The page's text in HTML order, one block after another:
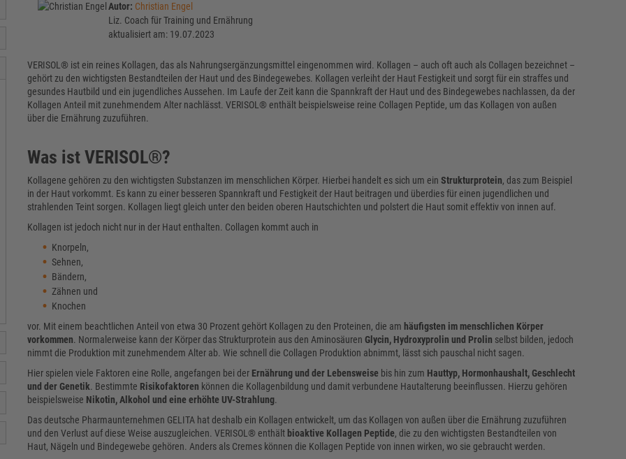
Autor: Christian Engel
Liz. Coach für Training und Ernährung
aktualisiert am: 19.07.2023
VERISOL® ist ein reines Kollagen, das als Nahrungsergänzungsmittel eingenommen wird. Kollagen – auch oft auch als Collagen bezeichnet –
gehört zu den wichtigsten Bestandteilen der Haut und des Bindegewebes. Kollagen verleiht der Haut Festigkeit und sorgt für ein straffes und
gesundes Hautbild und ein jugendliches Aussehen. Im Laufe der Zeit kann die Spannkraft der Haut und des Bindegewebes nachlassen, da der
Kollagen Anteil mit zunehmendem Alter nachlässt. VERISOL® enthält beispielsweise reine Collagen Peptide, um das Kollagen von außen
über die Ernährung zuzuführen.
Was ist VERISOL®?
Kollagene gehören zu den wichtigsten Substanzen im menschlichen Körper. Hierbei handelt es sich um ein Strukturprotein, das zum Beispiel
in der Haut vorkommt. Es kann zu einer besseren Spannkraft und Festigkeit der Haut beitragen und überdies für einen jugendlichen und
strahlenden Teint sorgen. Kollagen liegt gleich unter den beiden oberen Hautschichten und polstert die Haut somit effektiv von innen auf.
Kollagen ist jedoch nicht nur in der Haut enthalten. Collagen kommt auch in
Knorpeln,
Sehnen,
Bändern,
Zähnen und
Knochen
vor. Mit einem beachtlichen Anteil von etwa 30 Prozent gehört Kollagen zu den Proteinen, die am häufigsten im menschlichen Körper
vorkommen. Normalerweise kann der Körper das Strukturprotein aus den Aminosäuren Glycin, Hydroxyprolin und Prolin selbst bilden, jedoch
nimmt die Produktion mit zunehmendem Alter ab. Wie schnell die Collagen Produktion abnimmt, lässt sich pauschal nicht sagen.
Hier spielen viele Faktoren eine Rolle, angefangen bei der Ernährung und der Lebensweise bis hin zum Hauttyp, Hormonhaushalt, Geschlecht
und der Genetik. Bestimmte Risikofaktoren können die Kollagenbildung und damit verbundene Hautalterung beeinflussen. Hierzu gehören
beispielsweise Nikotin, Alkohol und eine erhöhte UV-Strahlung.
Das deutsche Pharmaunternehmen GELITA hat deshalb ein Kollagen entwickelt, um das Kollagen von außen über die Ernährung zuzuführen
und den Verlust auf diese Weise auszugleichen. VERISOL® enthält bioaktive Kollagen Peptide, die zu den wichtigsten Bestandteilen von
Haut, Nägeln und Bindegewebe gehören. Anders als Cremes können die Kollagen Peptide von innen wirken, wo sie gebraucht werden.